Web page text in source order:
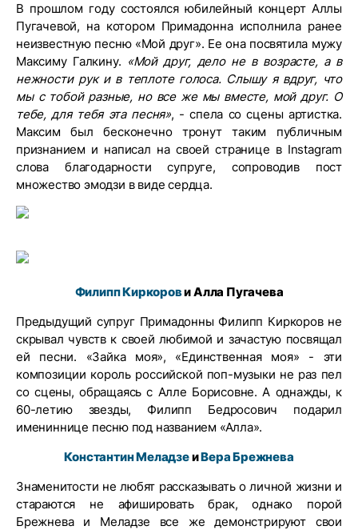
В прошлом году состоялся юбилейный концерт Аллы
Пугачевой, на котором Примадонна исполнила ранее
неизвестную песню «Мой друг». Ее она посвятила мужу
Максиму Галкину. «Мой друг, дело не в возрасте, а в
нежности рук и в теплоте голоса. Слышу я вдруг, что
мы с тобой разные, но все же мы вместе, мой друг. О
тебе, для тебя эта песня», - спела со сцены артистка.
Максим был бесконечно тронут таким публичным
признанием и написал на своей странице в Instagram
слова благодарности супруге, сопроводив пост
множество эмодзи в виде сердца.
Филипп Киркорови Алла Пугачева
Предыдущий супруг Примадонны Филипп Киркоров не
скрывал чувств к своей любимой и зачастую посвящал
ей песни. «Зайка моя», «Единственная моя» - эти
композиции король российской поп-музыки не раз пел
со сцены, обращаясь с Алле Борисовне. А однажды, к
60-летию звезды, Филипп Бедросович подарил
имениннице песню под названием «Алла».
Константин МеладзеиВера Брежнева
Знаменитости не любят рассказывать о личной жизни и
стараются не афишировать брак, однако порой
Брежнева и Меладзе все же демонстрируют свои